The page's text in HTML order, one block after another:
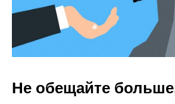
Не обещайте